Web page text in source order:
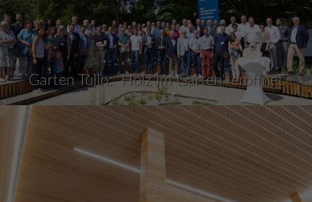
Garten Tulln: "Holz im Garten" eröffnet